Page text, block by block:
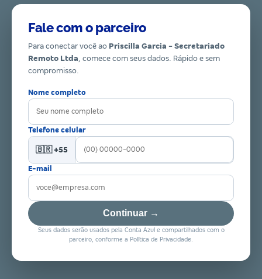
Fale com o parceiro
Para conectar você ao Priscilla Garcia - Secretariado
Remoto Ltda, comece com seus dados. Rápido e sem
compromisso.
Nome completo
Telefone celular
🇧🇷 +55
E-mail
Continuar →
Seus dados serão usados pela Conta Azul e compartilhados com o
parceiro, conforme a Política de Privacidade.